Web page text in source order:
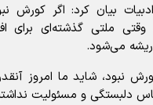
بیان کرد: اگر کورش
ملتی گذشته‌ای برای
می‌شود.
نبود، شاید ما امروز
دلبستگی و مسئولیت